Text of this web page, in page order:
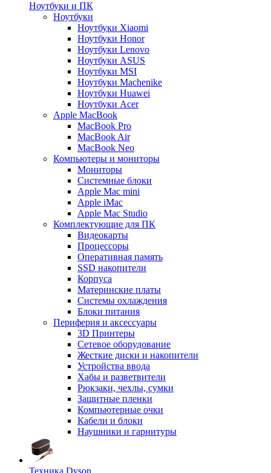
Ноутбуки и ПК
Ноутбуки
Ноутбуки Xiaomi
Ноутбуки Honor
Ноутбуки Lenovo
Ноутбуки ASUS
Ноутбуки MSI
Ноутбуки Machenike
Ноутбуки Huawei
Ноутбуки Acer
Apple MacBook
MacBook Pro
MacBook Air
MacBook Neo
Компьютеры и мониторы
Мониторы
Системные блоки
Apple Mac mini
Apple iMac
Apple Mac Studio
Комплектующие для ПК
Видеокарты
Процессоры
Оперативная память
SSD накопители
Корпуса
Материнские платы
Системы охлаждения
Блоки питания
Периферия и аксессуары
3D Принтеры
Сетевое оборудование
Жесткие диски и накопители
Устройства ввода
Хабы и разветвители
Рюкзаки, чехлы, сумки
Защитные пленки
Компьютерные очки
Кабели и блоки
Наушники и гарнитуры
Техника Dyson